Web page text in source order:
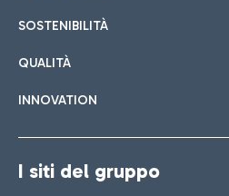
SOSTENIBILITÀ
QUALITÀ
INNOVATION
I siti del gruppo